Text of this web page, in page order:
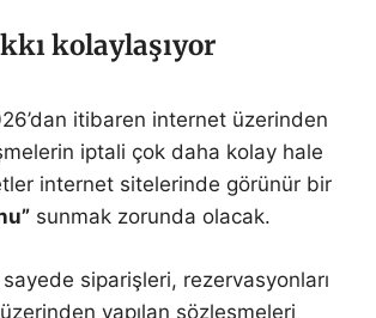
kolaylaşıyor
itibaren internet üzerinden
iptali çok daha kolay hale
internet sitelerinde görünür bir
sunmak zorunda olacak.
siparişleri, rezervasyonları
yapılan sözleşmeleri